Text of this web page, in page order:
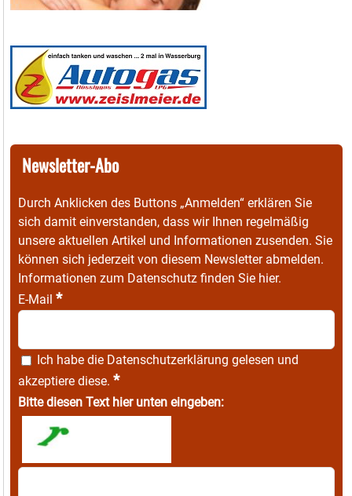
Newsletter-Abo
Durch Anklicken des Buttons „Anmelden“ erklären Sie
sich damit einverstanden, dass wir Ihnen regelmäßig
unsere aktuellen Artikel und Informationen zusenden. Sie
können sich jederzeit von diesem Newsletter abmelden.
Informationen zum Datenschutz finden Sie hier.
E-Mail *
Ich habe die Datenschutzerklärung gelesen und
akzeptiere diese. *
Bitte diesen Text hier unten eingeben: